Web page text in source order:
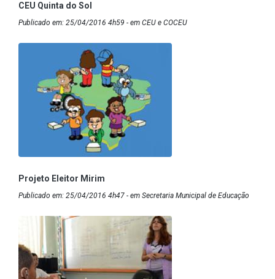
CEU Quinta do Sol
Publicado em: 25/04/2016 4h59 - em CEU e COCEU
Projeto Eleitor Mirim
Publicado em: 25/04/2016 4h47 - em Secretaria Municipal de Educação